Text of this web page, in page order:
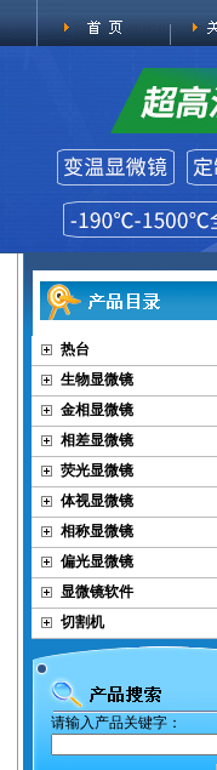
热台
生物显微镜
金相显微镜
相差显微镜
荧光显微镜
体视显微镜
相称显微镜
偏光显微镜
显微镜软件
切割机
请输入产品关键字：